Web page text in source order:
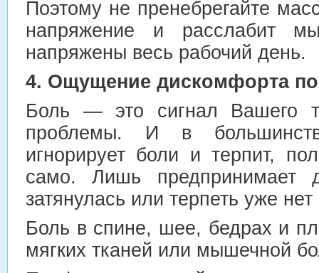
Поэтому не пренебрегайте
напряжение и расслабит
напряжены весь рабочий день.
4. Ощущение дискомфорта
Боль — это сигнал Вашего
проблемы. И в
игнорирует боли и терпит,
само. Лишь предпринимает
затянулась или терпеть уже
Боль в спине, шее, бедрах и
мягких тканей или мышечной